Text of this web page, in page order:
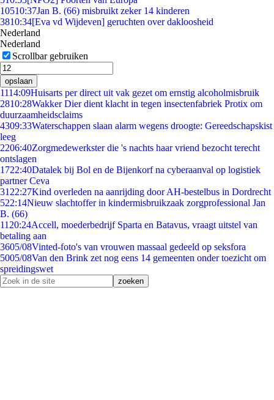
10510:37Jan B. (66) misbruikt zeker 14 kinderen
3810:34[Eva vd Wijdeven] geruchten over dakloosheid
Nederland
Nederland
Scrollbar gebruiken
opslaan
1114:09Huisarts per direct uit vak gezet om ernstig alcoholmisbruik
2810:28Wakker Dier dient klacht in tegen insectenfabriek Protix om
duurzaamheidsclaims
4309:33Waterschappen slaan alarm wegens droogte: Gereedschapskist
leeg
2206:40Zorgmedewerkster die 's nachts haar vriend bezocht terecht
ontslagen
1722:40Datalek bij Bol en de Bijenkorf na cyberaanval op logistiek
partner Ceva
31 22:27Kind overleden na aanrijding door AH-bestelbus in Dordrecht
522:14Nieuw slachtoffer in kindermisbruikzaak zorgprofessional Jan
B. (66)
11 20:24Accell, moederbedrijf Sparta en Batavus, vraagt uitstel van
betaling aan
3605/08Vinted-foto's van vrouwen massaal gedeeld op seksfora
5005/08Van den Brink zet nog eens 14 gemeenten onder toezicht om
spreidingswet